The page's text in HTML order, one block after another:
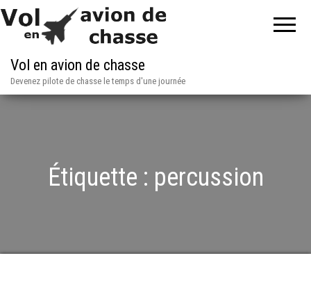
Vol en avion de chasse
Devenez pilote de chasse le temps d'une journée
Étiquette : percussion